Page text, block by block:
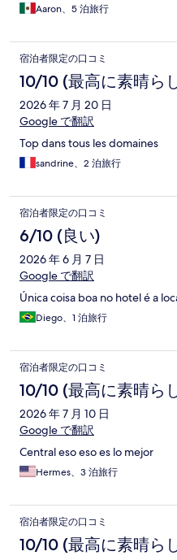
Aaron、5 泊旅行
宿泊者限定の口コミ
10/10 (最高に素晴ら
2026 年 7 月 20 日
Google で翻訳
Top dans tous les domaines
sandrine、2 泊旅行
宿泊者限定の口コミ
6/10 (良い)
2026 年 6 月 7 日
Google で翻訳
Única coisa boa no hotel é a
Diego、1 泊旅行
宿泊者限定の口コミ
10/10 (最高に素晴ら
2026 年 7 月 10 日
Google で翻訳
Central eso eso es lo mejor
Hermes、3 泊旅行
宿泊者限定の口コミ
10/10 (最高に素晴ら